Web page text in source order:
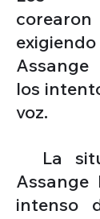
los
voz.
La
Assange
intenso